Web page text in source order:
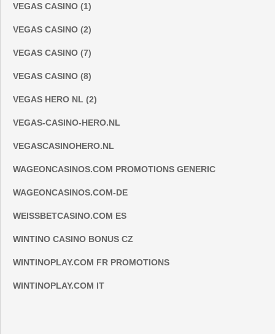
VEGAS CASINO (1)
VEGAS CASINO (2)
VEGAS CASINO (7)
VEGAS CASINO (8)
VEGAS HERO NL (2)
VEGAS-CASINO-HERO.NL
VEGASCASINOHERO.NL
WAGEONCASINOS.COM PROMOTIONS GENERIC
WAGEONCASINOS.COM-DE
WEISSBETCASINO.COM ES
WINTINO CASINO BONUS CZ
WINTINOPLAY.COM FR PROMOTIONS
WINTINOPLAY.COM IT